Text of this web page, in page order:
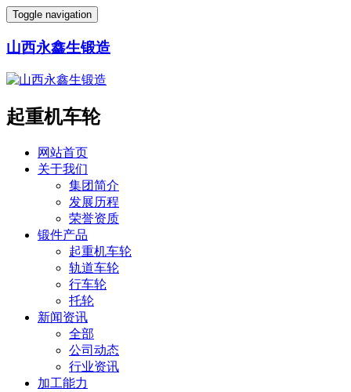
Toggle navigation
山西永鑫生锻造
起重机车轮
网站首页
关于我们
集团简介
发展历程
荣誉资质
锻件产品
起重机车轮
轨道车轮
行车轮
托轮
新闻资讯
全部
公司动态
行业资讯
加工能力